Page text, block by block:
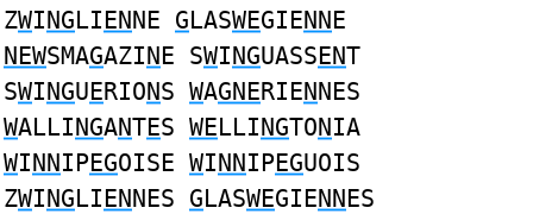
ZWINGLIENNE GLASWEGIENNE
NEWSMAGAZINE SWINGUASSENT
SWINGUERIONS WAGNERIENNES
WALLINGANTES WELLINGTONIA
WINNIPEGOISE WINNIPEGUOIS
ZWINGLIENNES GLASWEGIENNES